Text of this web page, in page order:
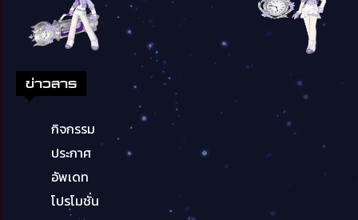
ข่าวสาร
กิจกรรม
ประกาศ
อัพเดท
โปรโมชั่น